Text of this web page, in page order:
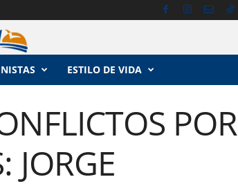
ESTILO DE VIDA
POR
JORGE